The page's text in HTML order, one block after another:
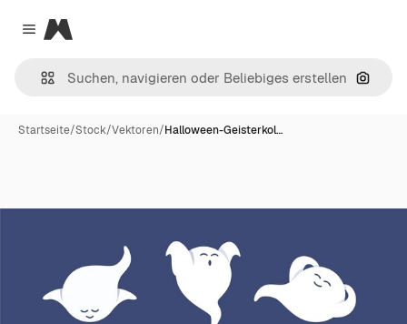
Close menu
Magnific
Nach
Startseite/Stock/Vektoren/Halloween-Geisterkol…